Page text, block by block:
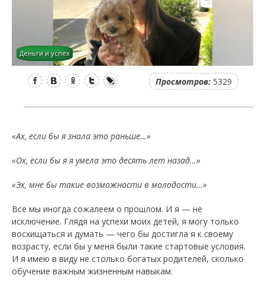
Деньги и успех
Просмотров:5329
«Ах, если бы я знала это раньше…»
«Ох, если бы я я умела это десять лет назад…»
«Эх, мне бы такие возможности в молодости…»
Все мы иногда сожалеем о прошлом. И я — не
исключение. Глядя на успехи моих детей, я могу только
восхищаться и думать — чего бы достигла я к своему
возрасту, если бы у меня были такие стартовые условия.
И я имею в виду не столько бoгатых родителей, сколько
обучение важным жизненным навыкам.